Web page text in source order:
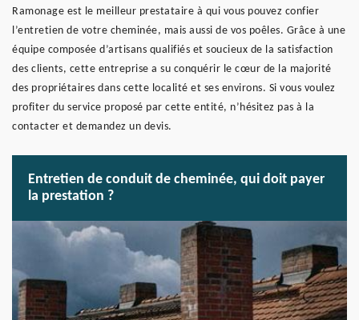
Ramonage est le meilleur prestataire à qui vous pouvez confier
l’entretien de votre cheminée, mais aussi de vos poêles. Grâce à une
équipe composée d’artisans qualifiés et soucieux de la satisfaction
des clients, cette entreprise a su conquérir le cœur de la majorité
des propriétaires dans cette localité et ses environs. Si vous voulez
profiter du service proposé par cette entité, n’hésitez pas à la
contacter et demandez un devis.
Entretien de conduit de cheminée, qui doit payer
la prestation ?